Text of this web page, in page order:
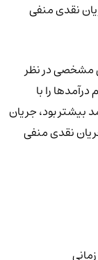
نقدی منفی
مشخصی در نظر
را با
بود، جریان
نقدی منفی